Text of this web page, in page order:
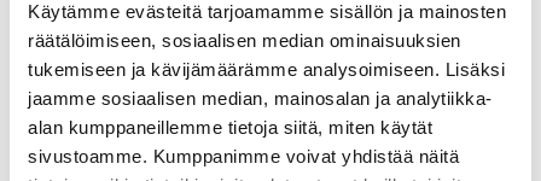
Käytämme evästeitä tarjoamamme sisällön ja mainosten
räätälöimiseen, sosiaalisen median ominaisuuksien
tukemiseen ja kävijämäärämme analysoimiseen. Lisäksi
jaamme sosiaalisen median, mainosalan ja analytiikka-
alan kumppaneillemme tietoja siitä, miten käytät
sivustoamme. Kumppanimme voivat yhdistää näitä
Jaa tapahtuma:
Facebook